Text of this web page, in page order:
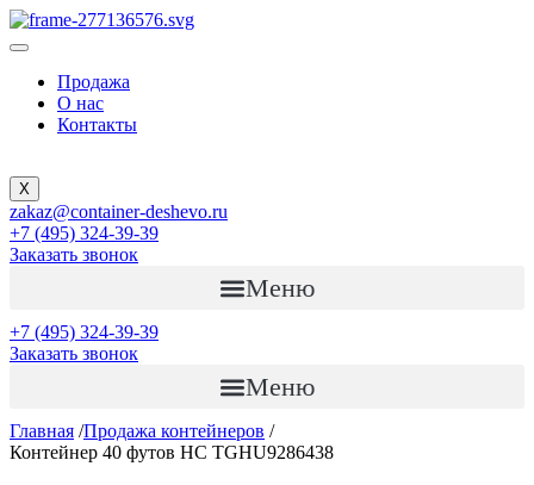
Продажа
О нас
Контакты
X
zakaz@container-deshevo.ru
+7 (495) 324-39-39
Заказать звонок
Меню
+7 (495) 324-39-39
Заказать звонок
Меню
Главная /Продажа контейнеров /
Контейнер 40 футов HC TGHU9286438